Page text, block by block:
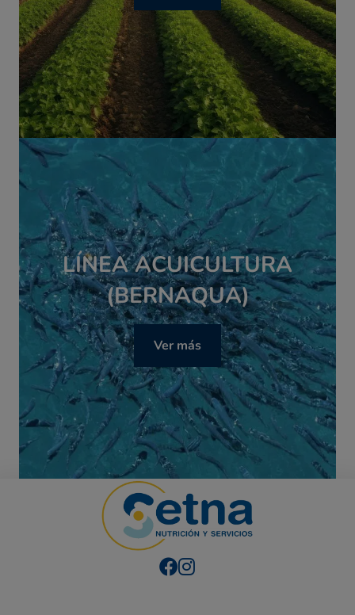
LÍNEA ACUICULTURA
(BERNAQUA)
Ver más